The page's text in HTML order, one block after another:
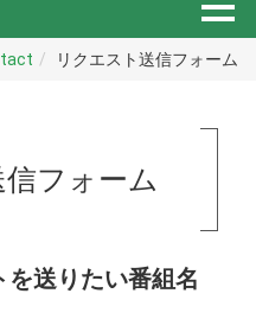
リクエスト送信フォーム
フォーム
送りたい番組名